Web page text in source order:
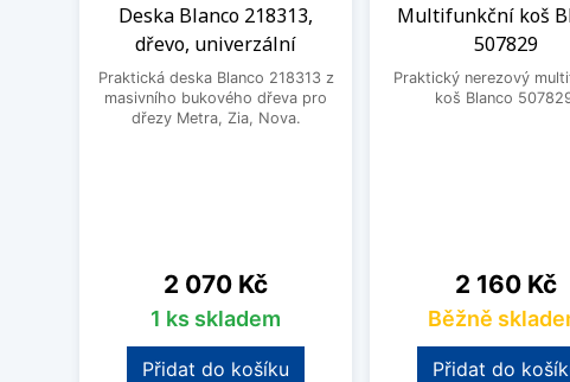
Deska Blanco 218313,
dřevo, univerzální
Praktická deska Blanco 218313 z
masivního bukového dřeva pro
dřezy Metra, Zia, Nova.
Cena
2 070 Kč
1 ks skladem
Přidat do košíku
Multifunkční koš
507829
Praktický nerezový
koš Blanco
Cena
2 160 Kč
Běžně
Přidat do